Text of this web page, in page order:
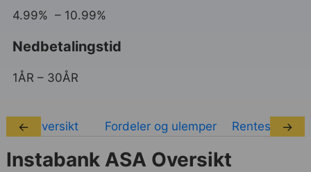
4.99% – 10.99%
Nedbetalingstid
1ÅR – 30ÅR
Oversikt Fordeler og ulemper Rentesatser
← →
Instabank ASA Oversikt